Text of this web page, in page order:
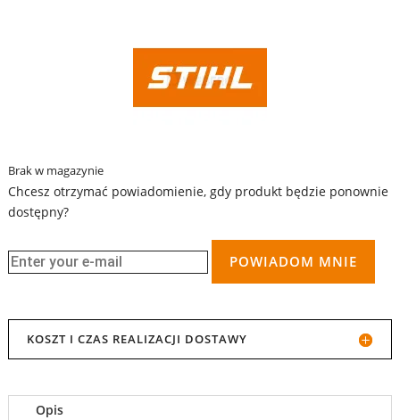
Brak w magazynie
Chcesz otrzymać powiadomienie, gdy produkt będzie ponownie
dostępny?
POWIADOM MNIE
KOSZT I CZAS REALIZACJI DOSTAWY
Opis